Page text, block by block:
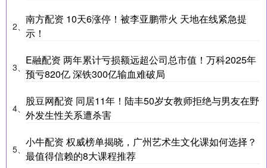
2、
南方配资 10天6涨停！被李亚鹏带火 天地在线紧急提
示！
3、
E融配资 两年累计亏损额远超公司总市值！万科2025年
预亏820亿 深铁300亿输血难破局
4、
股豆网配资 同居11年！陆丰50岁女教师拒绝与男友在野
外发生性关系遭杀害
5、
小牛配资 权威榜单揭晓，广州艺术生文化课如何选择？
最值得信赖的8大课程推荐